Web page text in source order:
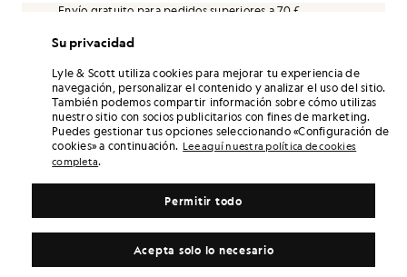
Envío gratuito para pedidos superiores a 70 £
cambios gratuitos.
¡Gana el doble! Consigue puntos de «360» con
esta compra.
6 points = 1,00 GBP
REGÍSTRATE
DETALLES DEL PRODUCTO
AJUSTE DEL PRODUCTO
COMPOSICIÓN Y CUIDADOS
Consigue este look
Completa tu look con prendas elegantes diseñadas para realzar tu
Su privacidad
Lyle & Scott utiliza cookies para mejorar tu experiencia de
navegación, personalizar el contenido y analizar el uso del sitio.
También podemos compartir información sobre cómo utilizas
nuestro sitio con socios publicitarios con fines de marketing.
Puedes gestionar tus opciones seleccionando «Configuración de
cookies» a continuación. Lee aquí nuestra política de cookies
completa.
Acepta solo lo necesario
Permitir todo